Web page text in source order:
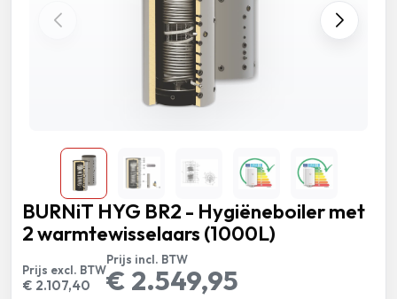
BURNiT HYG BR2 - Hygiëneboiler met
2 warmtewisselaars (1000L)
Prijs excl. BTW
€ 2.107,40
Prijs incl. BTW
€ 2.549,95